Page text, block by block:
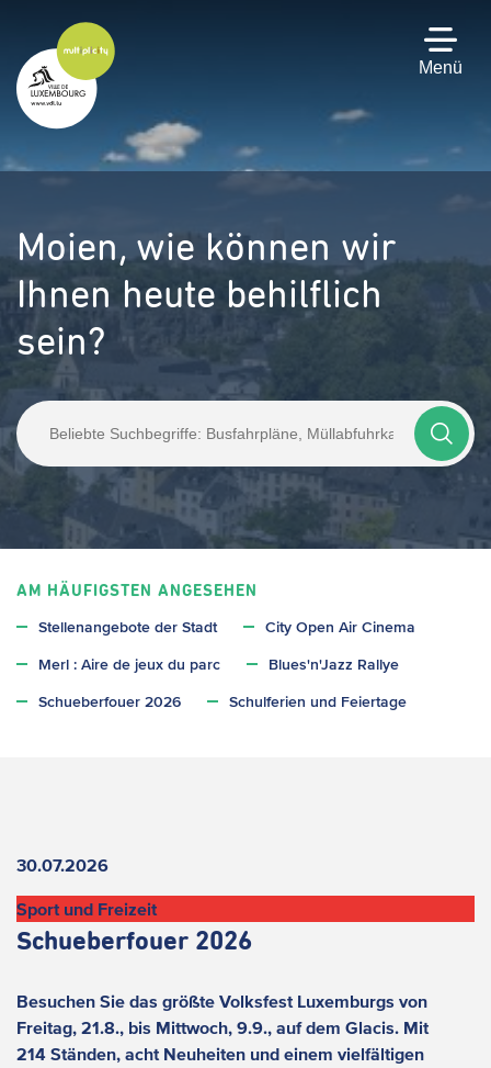
Hauptinhalt
gehen
Menü
Moien,wie können wir
Ihnen heute behilflich
sein?
AM HÄUFIGSTEN ANGESEHEN
Stellenangebote der Stadt City Open Air Cinema
Merl : Aire de jeux du parc Blues'n'Jazz Rallye
Schueberfouer 2026 Schulferien und Feiertage
Aktuelles
30.07.2026
Sport und Freizeit
Schueberfouer 2026
Besuchen Sie das größte Volksfest Luxemburgs von
Freitag, 21.8., bis Mittwoch, 9.9., auf dem Glacis. Mit
214 Ständen, acht Neuheiten und einem vielfältigen